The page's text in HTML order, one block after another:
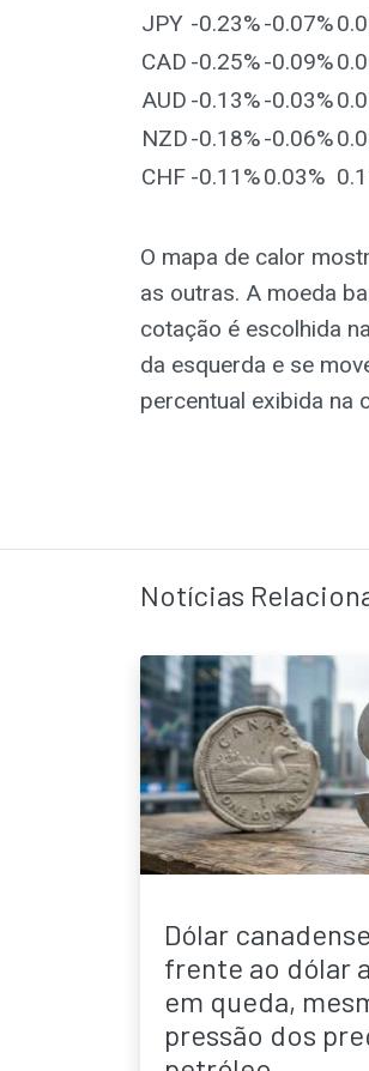
JPY -0.23%-0.07%
CAD -0.25%-0.09%
AUD -0.13%-0.03%
NZD-0.18%-0.06%
CHF -0.11%0.03%
O mapa de calor
as outras. A moeda
cotação é escolhida
da esquerda e se
percentual exibida na
Notícias
Dólar
frente ao dólar
em queda,
pressão dos